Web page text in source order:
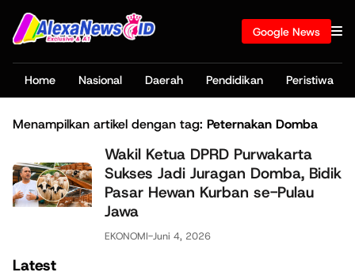
Google News
Home Nasional Daerah Pendidikan Peristiwa
Menampilkan artikel dengan tag: Peternakan Domba
Wakil Ketua DPRD Purwakarta
Sukses Jadi Juragan Domba, Bidik
Pasar Hewan Kurban se-Pulau
Jawa
EKONOMI-Juni 4, 2026
Latest